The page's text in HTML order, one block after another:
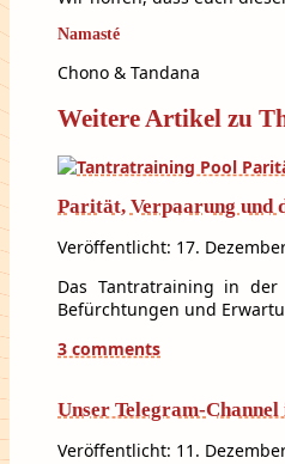
Namasté
Chono & Tandana
Weitere Artikel zu
Parität, Verpaarung und
Veröffentlicht: 17.
Das Tantratraining in
Befürchtungen und
3 comments
Unser Telegram-Channel
Veröffentlicht: 11.